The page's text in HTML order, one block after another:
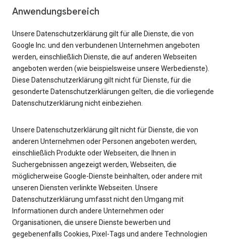
Anwendungsbereich
Unsere Datenschutzerklärung gilt für alle Dienste, die von
Google Inc. und den verbundenen Unternehmen angeboten
werden, einschließlich Dienste, die auf anderen Webseiten
angeboten werden (wie beispielsweise unsere Werbedienste).
Diese Datenschutzerklärung gilt nicht für Dienste, für die
gesonderte Datenschutzerklärungen gelten, die die vorliegende
Datenschutzerklärung nicht einbeziehen.
Unsere Datenschutzerklärung gilt nicht für Dienste, die von
anderen Unternehmen oder Personen angeboten werden,
einschließlich Produkte oder Webseiten, die Ihnen in
Suchergebnissen angezeigt werden, Webseiten, die
möglicherweise Google-Dienste beinhalten, oder andere mit
unseren Diensten verlinkte Webseiten. Unsere
Datenschutzerklärung umfasst nicht den Umgang mit
Informationen durch andere Unternehmen oder
Organisationen, die unsere Dienste bewerben und
gegebenenfalls Cookies, Pixel-Tags und andere Technologien